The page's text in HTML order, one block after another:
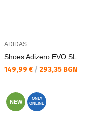
ADIDAS
Shoes Adizero EVO SL
Текуща цена:
149,99 € / 293,35 BGN
NEW
ONLY
ONLINE